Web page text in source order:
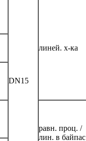
DN15
линей. х-ка
равн. проц. /
лин. в байпас